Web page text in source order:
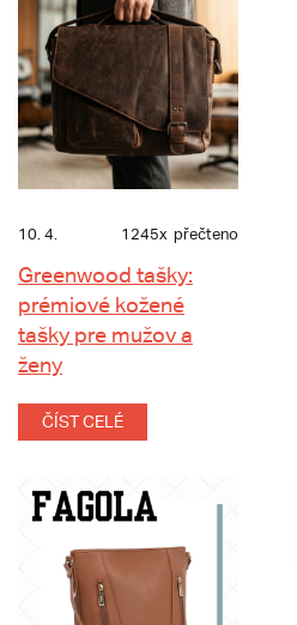
10. 4. 1245x přečteno
Greenwood tašky:
prémiové kožené
tašky pre mužov a
ženy
ČÍST CELÉ